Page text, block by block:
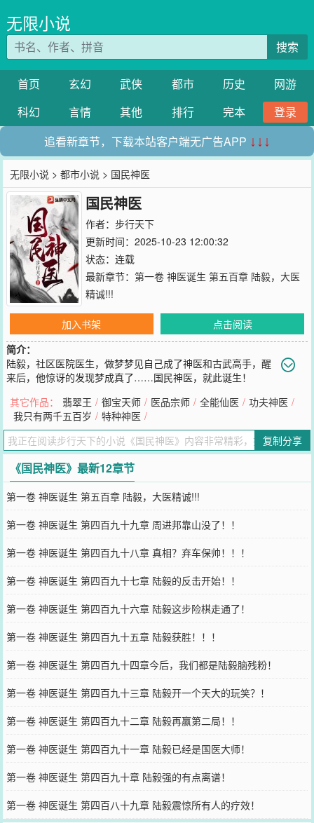
无限小说
搜索
首页 玄幻 武侠 都市 历史
网游
科幻
言情 其他 排行 完本
登录
追看新章节，下载本站客户端无广告APP ↓↓↓
无限小说 >都市小说 > 国民神医
国民神医
作者： 步行天下
更新时间：2025-10-23 12:00:32
状态：连载
最新章节： 第一卷 神医诞生 第五百章 陆毅，大医
精诚!!!
加入书架
点击阅读
简介：
陆毅，社区医院医生，做梦梦见自己成了神医和古武高手，醒
来后，他惊讶的发现梦成真了……国民神医，就此诞生！
里的朋友推荐哦！
其它作品： 翡翠王 / 御宝天师 / 医品宗师 / 全能仙医 / 功夫神医 /
我只有两千五百岁 / 特种神医 /
复制分享
《国民神医》最新12章节
第一卷 神医诞生 第五百章 陆毅，大医精诚!!!
第一卷 神医诞生 第四百九十九章 周进邦靠山没了！！
第一卷 神医诞生 第四百九十八章 真相？弃车保帅！！！
第一卷 神医诞生 第四百九十七章 陆毅的反击开始！！
第一卷 神医诞生 第四百九十六章 陆毅这步险棋走通了！
第一卷 神医诞生 第四百九十五章 陆毅获胜！！！
第一卷 神医诞生 第四百九十四章今后，我们都是陆毅脑残粉！
第一卷 神医诞生 第四百九十三章 陆毅开一个天大的玩笑？！
第一卷 神医诞生 第四百九十二章 陆毅再赢第二局！！
第一卷 神医诞生 第四百九十一章 陆毅已经是国医大师！
第一卷 神医诞生 第四百九十章 陆毅强的有点离谱！
第一卷 神医诞生 第四百八十九章 陆毅震惊所有人的疗效！